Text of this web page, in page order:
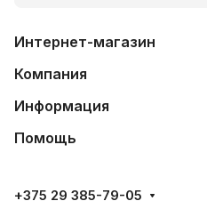
Интернет-магазин
Компания
Информация
Помощь
+375 29 385-79-05